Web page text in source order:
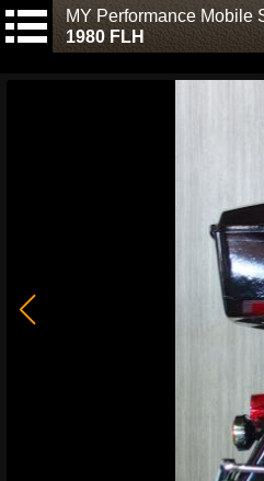
MY Performance Mobile
1980 FLH